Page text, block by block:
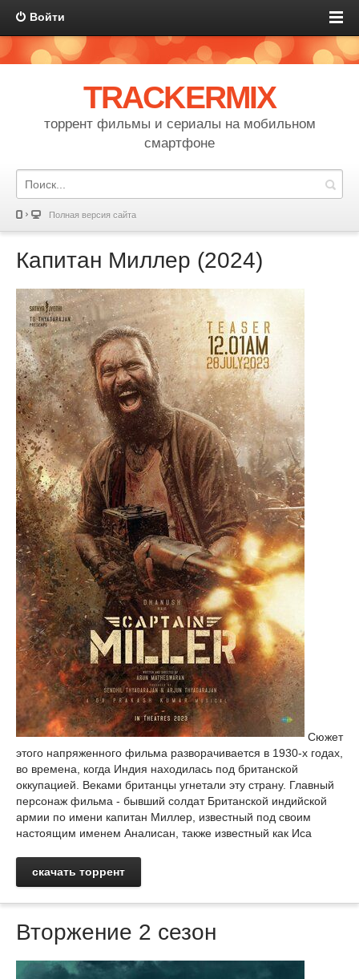
Войти
TRACKERMIX
торрент фильмы и сериалы на мобильном
смартфоне
Полная версия сайта
Капитан Миллер (2024)
Сюжет
этого напряженного фильма разворачивается в 1930-х годах,
во времена, когда Индия находилась под британской
оккупацией. Веками британцы угнетали эту страну. Главный
персонаж фильма - бывший солдат Британской индийской
армии по имени капитан Миллер, известный под своим
настоящим именем Аналисан, также известный как Иса
скачать торрент
Вторжение 2 сезон